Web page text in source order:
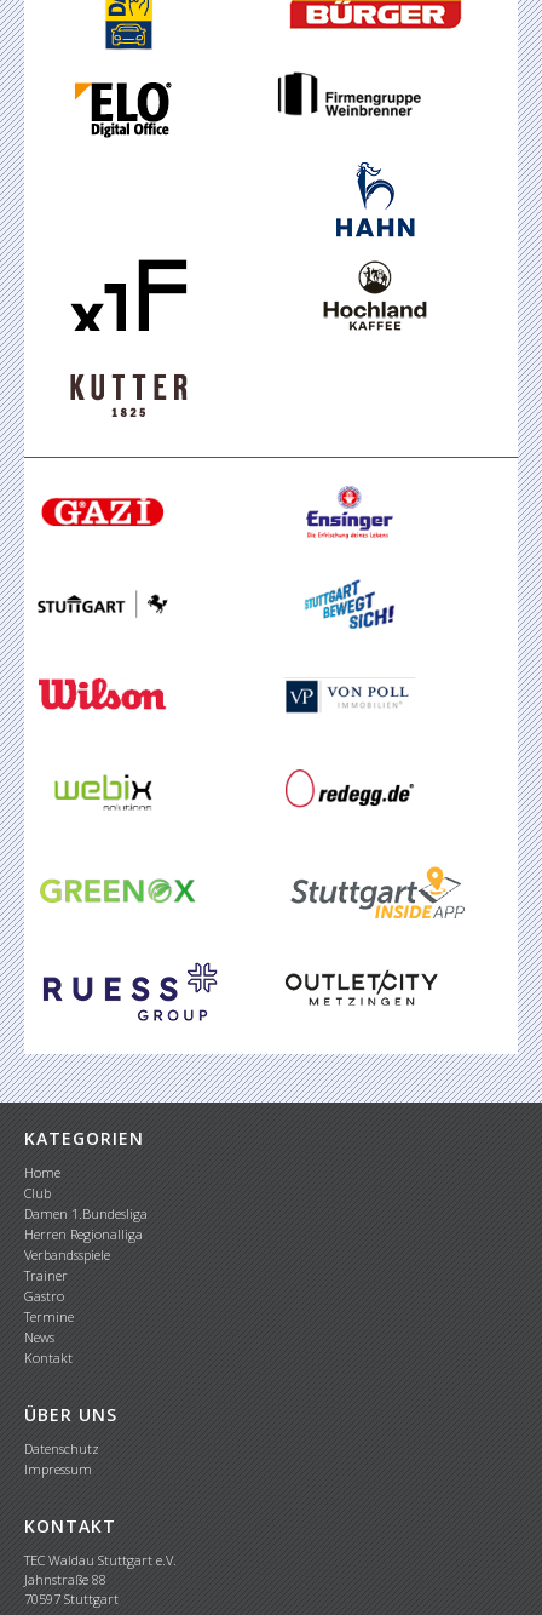
KATEGORIEN
Home
Club
Damen 1.Bundesliga
Herren Regionalliga
Verbandsspiele
Trainer
Gastro
Termine
News
Kontakt
ÜBER UNS
Datenschutz
Impressum
KONTAKT
TEC Waldau Stuttgart e.V.
Jahnstraße 88
70597 Stuttgart